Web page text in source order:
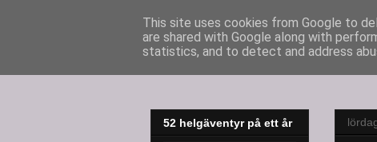
52adventures
52 helgäventyr på ett år
This site uses cookies from Google to
are shared with Google along with
statistics, and to detect and address